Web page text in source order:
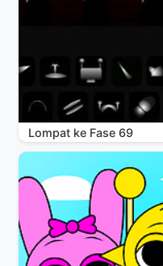
Lompat ke Fase 69